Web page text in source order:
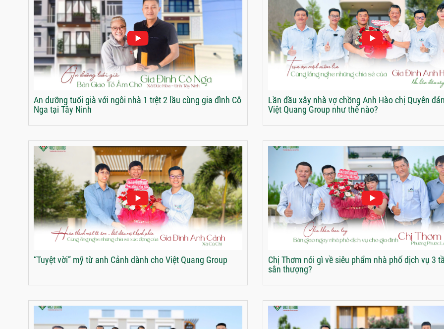
An dưỡng tuổi già với ngôi nhà 1 trệt 2 lầu cùng gia đình Cô
Nga tại Tây Ninh
Lần đầu xây nhà vợ chồng Anh Hào chị Quyên
Việt Quang Group như thế nào?
“Tuyệt vời” mỹ từ anh Cảnh dành cho Việt Quang Group
Chị Thơm nói gì về siêu phẩm nhà phố dịch vụ 3
sân thượng?